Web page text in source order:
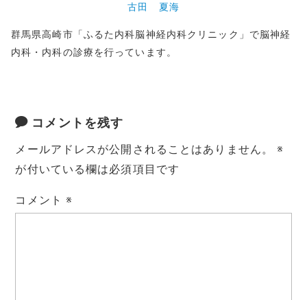
古田 夏海
群馬県高崎市「ふるた内科脳神経内科クリニック」で脳神経
内科・内科の診療を行っています。
コメントを残す
メールアドレスが公開されることはありません。
※
が付いている欄は必須項目です
コメント※